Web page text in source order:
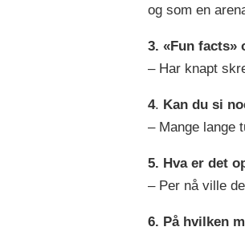
og som en
3. «Fun facts»
– Har knapt
4. Kan du si
– Mange lange
5. Hva er det
– Per nå ville
6. På hvilken